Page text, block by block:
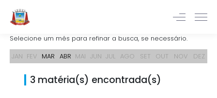
Selecione um mês para refinar a busca, se necessário.
JAN FEV MAR ABR MAI JUN JUL AGO SET OUT NOV DEZ
3 matéria(s) encontrada(s)